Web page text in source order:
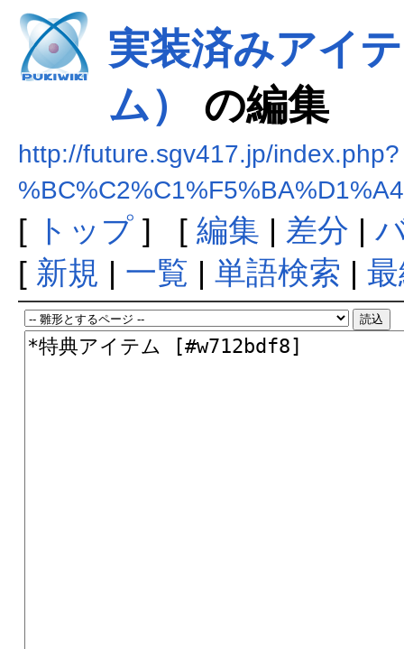
実装済みアイ
ム）
の編集
http://future.sgv417.jp/index.php?
[ トップ] [ 編集 | 差分 |
[ 新規 | 一覧 | 単語検索 |